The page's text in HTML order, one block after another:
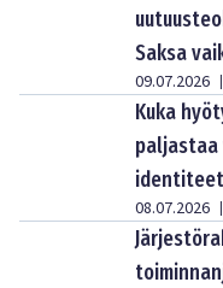
Saksa
09.07.2026 |
Kuka
paljastaa
08.07.2026 |